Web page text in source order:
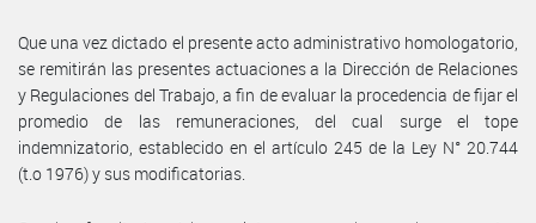
Que una vez dictado el presente acto administrativo homologatorio,
se remitirán las presentes actuaciones a la Dirección de Relaciones
y Regulaciones del Trabajo, a fin de evaluar la procedencia de fijar el
promedio de las remuneraciones, del cual surge el tope
indemnizatorio, establecido en el artículo 245 de la Ley N° 20.744
(t.o 1976) y sus modificatorias.